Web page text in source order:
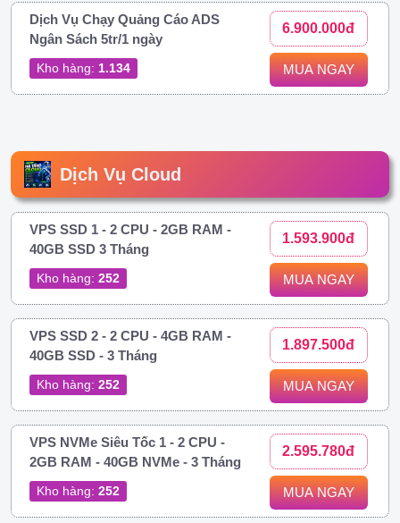
Dịch Vụ Chạy Quảng Cáo ADS
Ngân Sách 5tr/1 ngày
Kho hàng: 1.134
6.900.000đ
MUA NGAY
Dịch Vụ Cloud
VPS SSD 1 - 2 CPU - 2GB RAM -
40GB SSD 3 Tháng
Kho hàng: 252
1.593.900đ
MUA NGAY
VPS SSD 2 - 2 CPU - 4GB RAM -
40GB SSD - 3 Tháng
Kho hàng: 252
1.897.500đ
MUA NGAY
VPS NVMe Siêu Tốc 1 - 2 CPU -
2GB RAM - 40GB NVMe - 3 Tháng
Kho hàng: 252
2.595.780đ
MUA NGAY